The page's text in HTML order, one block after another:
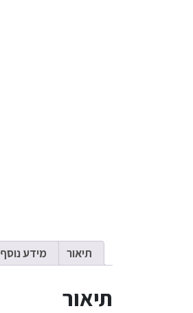
תיאור מידע נוסף
תיאור